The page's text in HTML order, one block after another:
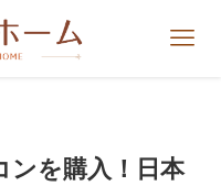
ンを購入！日本